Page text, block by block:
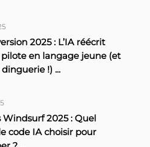
2025 : L’IA réécrit
pilote en langage jeune (et
dinguerie !) ...
Windsurf 2025 : Quel
code IA choisir pour